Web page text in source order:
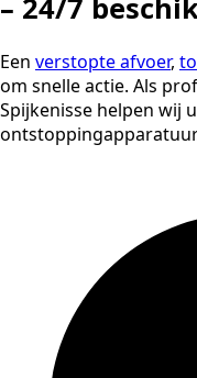
– 24/7
Een verstopte afvoer,
om snelle actie. Als
Spijkenisse helpen wij